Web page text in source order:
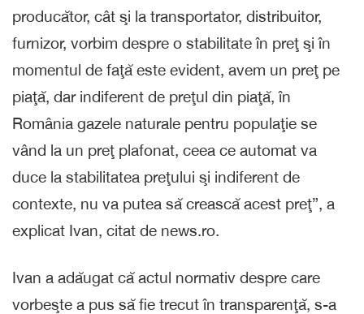
producător, cât şi la transportator, distribuitor,
furnizor, vorbim despre o stabilitate în preţ şi în
momentul de faţă este evident, avem un preţ pe
piaţă, dar indiferent de preţul din piaţă, în
România gazele naturale pentru populaţie se
vând la un preţ plafonat, ceea ce automat va
duce la stabilitatea preţului şi indiferent de
contexte, nu va putea să crească acest preţ”, a
explicat Ivan, citat de news.ro.
Ivan a adăugat că actul normativ despre care
vorbeşte a pus să fie trecut în transparenţă, s-a